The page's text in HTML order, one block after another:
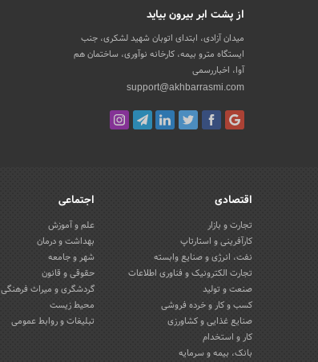
از پشت ابر بیرون بیاید
میدان آزادی، ابتدای اتوبان شهید لشکری، جنب
ایستگاه مترو بیمه، کارخانه نوآوری، ساختمان هم
آوا، اخباررسمی
support@akhbarrasmi.com
اقتصادی
تجارت و بازار
کارآفرینی و استارتاپ
نفت، انرژی و صنایع وابسته
تجارت الکترونیک و فناوری اطلاعات
صنعت و تولید
کسب و کار و خرده فروشی
صنایع غذایی و کشاورزی
کار و استخدام
بانک، بیمه و سرمایه
اجتماعی
علم و آموزش
بهداشت و درمان
شهر و جامعه
حقوقی و قانون
گردشگری و میراث فرهنگی
محیط زیست
تبلیغات و روابط عمومی